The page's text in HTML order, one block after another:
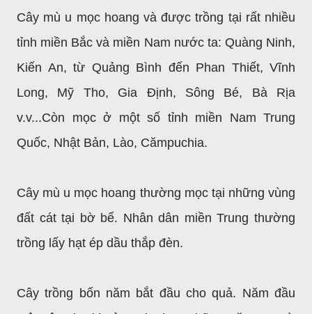
Cây mù u mọc hoang và được trồng tại rất nhiều
tỉnh miền Bắc và miền Nam nước ta: Quàng Ninh,
Kiến An, từ Quảng Bình đến Phan Thiết, Vĩnh
Long, Mỹ Tho, Gia Định, Sông Bé, Bà Rịa
v.v...Còn mọc ở một số tỉnh miền Nam Trung
Quốc, Nhật Bản, Lào, Cămpuchia.
Cây mù u mọc hoang thường mọc tại những vùng
đất cát tại bờ bể. Nhân dân miền Trung thường
trồng lấy hạt ép dầu thắp đèn.
Cây trồng bốn năm bắt đầu cho quả. Năm đầu